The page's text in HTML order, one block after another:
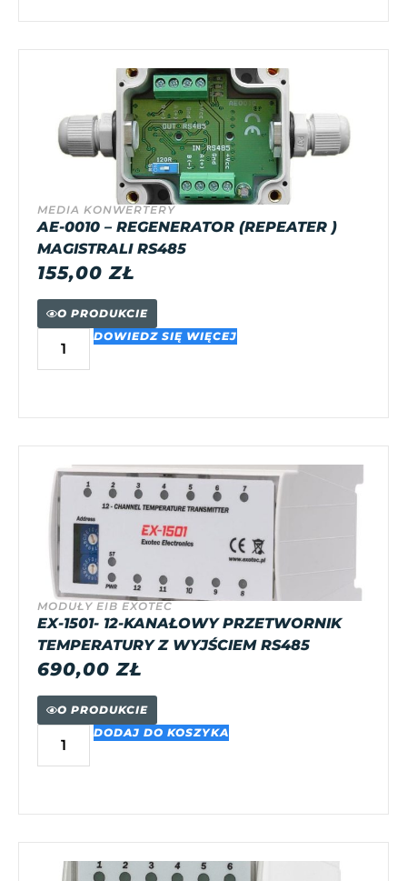
MEDIA KONWERTERY
AE-0010 – REGENERATOR (REPEATER )
MAGISTRALI RS485
155,00ZŁ
O PRODUKCIE
DOWIEDZ SIĘ WIĘCEJ
MODUŁY EIB EXOTEC
EX-1501- 12-KANAŁOWY PRZETWORNIK
TEMPERATURY Z WYJŚCIEM RS485
690,00ZŁ
O PRODUKCIE
DODAJ DO KOSZYKA